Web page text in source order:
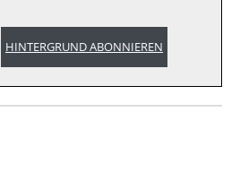
HINTERGRUND ABONNIEREN